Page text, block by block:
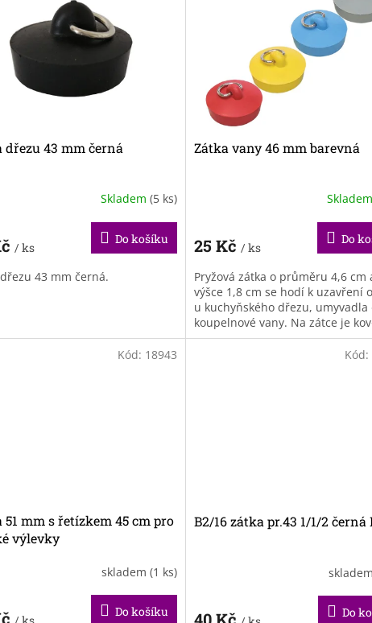
dřezu 43 mm černá
Skladem (5 ks)
/ ks
Do košíku
43 mm černá.
Zátka vany 46 mm barevná
Skladem
25 Kč / ks
Do
Pryžová zátka o průměru 4,6 cm
výšce 1,8 cm se hodí k uzavření
u kuchyňského dřezu, umyvadla
koupelnové vany. Na zátce je
očko, díky kterému lze se...
51 mm s řetízkem 45 cm pro
výlevky
skladem (1 ks)
Do košíku
Kód: 18943
B2/16 zátka pr.43 1/1/2 černá
skladem
Do
Kód: